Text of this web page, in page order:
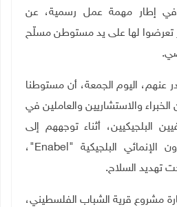
في إطار مهمة عمل رسمية، عن
تعرضوا لها على يد مستوطن مسلّح
اليوم الجمعة، أن مستوطنا
والاستشاريين والعاملين في
البلجيكيين، أثناء توجههم إلى
الإنمائي البلجيكية "Enabel"،
تهديد السلاح.
مشروع قرية الشباب الفلسطيني،